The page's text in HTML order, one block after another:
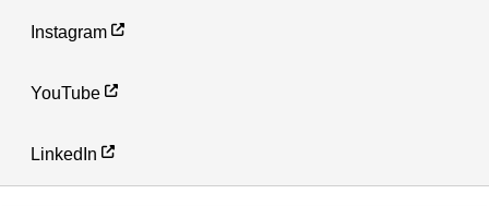
Instagram
YouTube
LinkedIn